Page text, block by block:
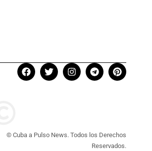
© Cuba a Pulso News. Todos los Derechos
Reservados.